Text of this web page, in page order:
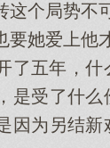
个局势不可
她爱上他才
五年，什
是受了什么
因为另结新